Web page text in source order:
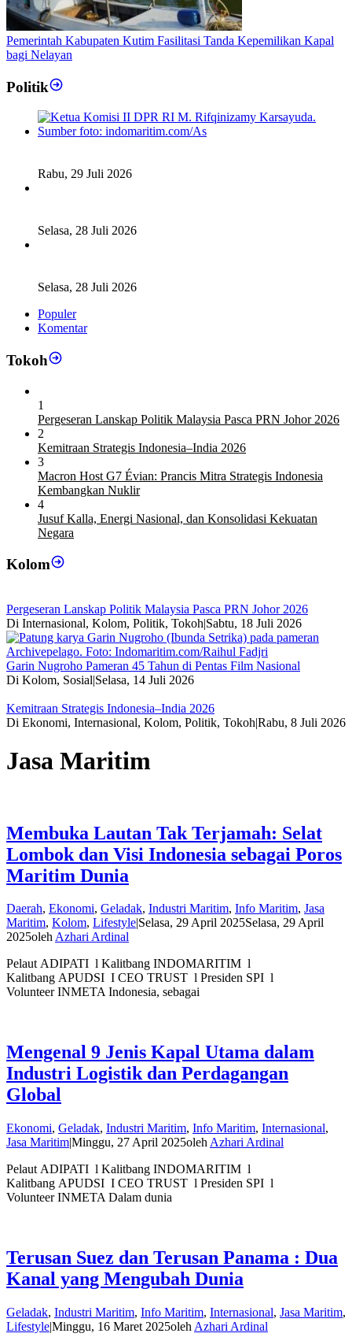
Pemerintah Kabupaten Kutim Fasilitasi Tanda Kepemilikan Kapal
bagi Nelayan
Politik
Rabu, 29 Juli 2026
Selasa, 28 Juli 2026
Selasa, 28 Juli 2026
Populer
Komentar
Tokoh
1
Pergeseran Lanskap Politik Malaysia Pasca PRN Johor 2026
2
Kemitraan Strategis Indonesia–India 2026
3
Macron Host G7 Évian: Prancis Mitra Strategis Indonesia
Kembangkan Nuklir
4
Jusuf Kalla, Energi Nasional, dan Konsolidasi Kekuatan
Negara
Kolom
Pergeseran Lanskap Politik Malaysia Pasca PRN Johor 2026
Di Internasional, Kolom, Politik, Tokoh|Sabtu, 18 Juli 2026
Garin Nugroho Pameran 45 Tahun di Pentas Film Nasional
Di Kolom, Sosial|Selasa, 14 Juli 2026
Kemitraan Strategis Indonesia–India 2026
Di Ekonomi, Internasional, Kolom, Politik, Tokoh|Rabu, 8 Juli 2026
Jasa Maritim
Membuka Lautan Tak Terjamah: Selat
Lombok dan Visi Indonesia sebagai Poros
Maritim Dunia
Daerah, Ekonomi, Geladak, Industri Maritim, Info Maritim, Jasa
Maritim, Kolom, Lifestyle Selasa, 29 April 2025Selasa, 29 April
2025olehAzhari Ardinal
Pelaut ADIPATI l Kalitbang INDOMARITIM l
Kalitbang APUDSI I CEO TRUST l Presiden SPI l
Volunteer INMETA Indonesia, sebagai
Mengenal 9 Jenis Kapal Utama dalam
Industri Logistik dan Perdagangan
Global
Ekonomi, Geladak, Industri Maritim, Info Maritim, Internasional,
Jasa Maritim|Minggu, 27 April 2025oleh Azhari Ardinal
Pelaut ADIPATI l Kalitbang INDOMARITIM l
Kalitbang APUDSI I CEO TRUST l Presiden SPI l
Volunteer INMETA Dalam dunia
Terusan Suez dan Terusan Panama : Dua
Kanal yang Mengubah Dunia
Geladak, Industri Maritim, Info Maritim, Internasional, Jasa Maritim,
Lifestyle|Minggu, 16 Maret 2025oleh Azhari Ardinal